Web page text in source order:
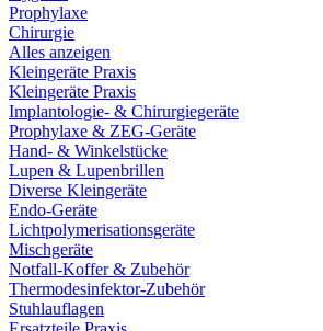
Prophylaxe
Chirurgie
Alles anzeigen
Kleingeräte Praxis
Kleingeräte Praxis
Implantologie- & Chirurgiegeräte
Prophylaxe & ZEG-Geräte
Hand- & Winkelstücke
Lupen & Lupenbrillen
Diverse Kleingeräte
Endo-Geräte
Lichtpolymerisationsgeräte
Mischgeräte
Notfall-Koffer & Zubehör
Thermodesinfektor-Zubehör
Stuhlauflagen